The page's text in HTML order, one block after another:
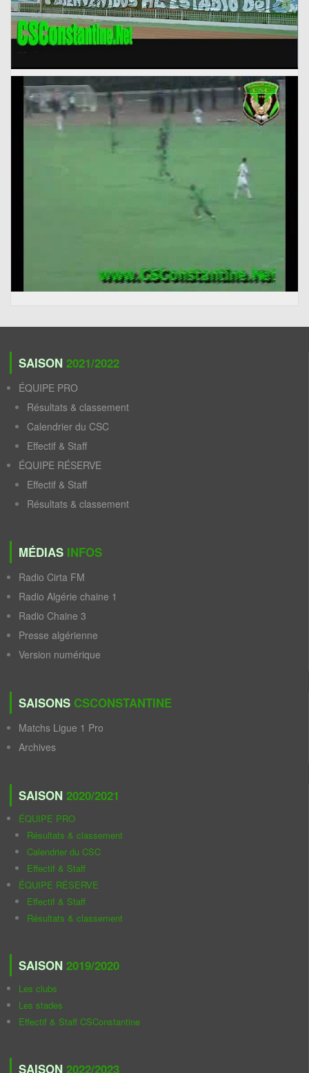
SAISON 2021/2022
ÉQUIPE PRO
Résultats & classement
Calendrier du CSC
Effectif & Staff
ÉQUIPE RÉSERVE
Effectif & Staff
Résultats & classement
MÉDIAS INFOS
Radio Cirta FM
Radio Algérie chaine 1
Radio Chaine 3
Presse algérienne
Version numérique
SAISONS CSCONSTANTINE
Matchs Ligue 1 Pro
Archives
SAISON 2020/2021
ÉQUIPE PRO
Résultats & classement
Calendrier du CSC
Effectif & Staff
ÉQUIPE RÉSERVE
Effectif & Staff
Résultats & classement
SAISON 2019/2020
Les clubs
Les stades
Effectif & Staff CSConstantine
SAISON 2022/2023